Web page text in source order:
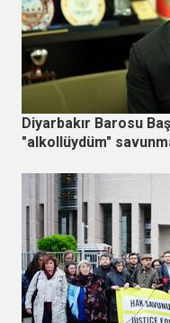
Diyarbakır Barosu
"alkollüydüm"